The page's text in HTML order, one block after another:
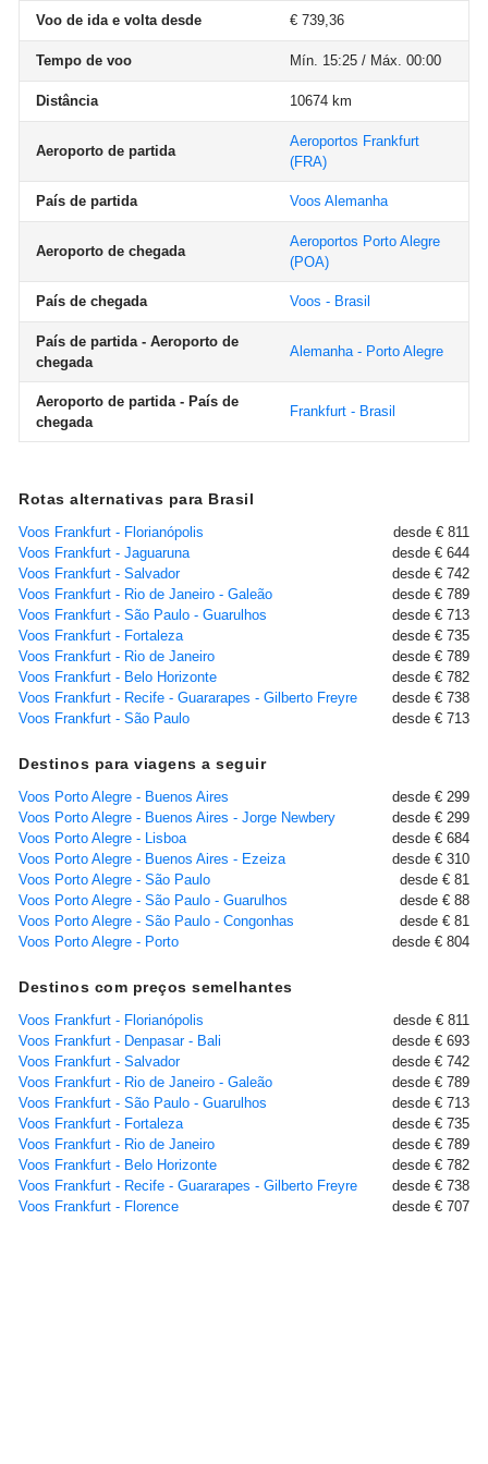
Voo de ida e volta desde € 739,36
Tempo de voo Mín. 15:25 / Máx. 00:00
Distância 10674 km
Aeroporto de partida
Aeroportos Frankfurt
(FRA)
País de partida Voos Alemanha
Aeroporto de chegada
Aeroportos Porto Alegre
(POA)
País de chegada Voos - Brasil
País de partida - Aeroporto de
chegada
Alemanha - Porto Alegre
Aeroporto de partida - País de
chegada
Frankfurt - Brasil
Rotas alternativas para Brasil
Voos Frankfurt - Florianópolis
desde € 811
Voos Frankfurt - Jaguaruna
desde € 644
Voos Frankfurt - Salvador
desde € 742
Voos Frankfurt - Rio de Janeiro - Galeão
desde € 789
Voos Frankfurt - São Paulo - Guarulhos
desde € 713
Voos Frankfurt - Fortaleza
desde € 735
Voos Frankfurt - Rio de Janeiro
desde € 789
Voos Frankfurt - Belo Horizonte
desde € 782
Voos Frankfurt - Recife - Guararapes - Gilberto Freyre
desde € 738
Voos Frankfurt - São Paulo
desde € 713
Destinos para viagens a seguir
Voos Porto Alegre - Buenos Aires
desde € 299
Voos Porto Alegre - Buenos Aires - Jorge Newbery
desde € 299
Voos Porto Alegre - Lisboa
desde € 684
Voos Porto Alegre - Buenos Aires - Ezeiza
desde € 310
Voos Porto Alegre - São Paulo
desde € 81
Voos Porto Alegre - São Paulo - Guarulhos
desde € 88
Voos Porto Alegre - São Paulo - Congonhas
desde € 81
Voos Porto Alegre - Porto
desde € 804
Destinos com preços semelhantes
Voos Frankfurt - Florianópolis
desde € 811
Voos Frankfurt - Denpasar - Bali
desde € 693
Voos Frankfurt - Salvador
desde € 742
Voos Frankfurt - Rio de Janeiro - Galeão
desde € 789
Voos Frankfurt - São Paulo - Guarulhos
desde € 713
Voos Frankfurt - Fortaleza
desde € 735
Voos Frankfurt - Rio de Janeiro
desde € 789
Voos Frankfurt - Belo Horizonte
desde € 782
Voos Frankfurt - Recife - Guararapes - Gilberto Freyre
desde € 738
Voos Frankfurt - Florence
desde € 707